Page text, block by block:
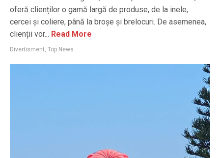
oferă clienților o gamă largă de produse, de la inele,
cercei și coliere, până la broșe și brelocuri. De asemenea,
clienții vor... Read More
Divertisment, Top News